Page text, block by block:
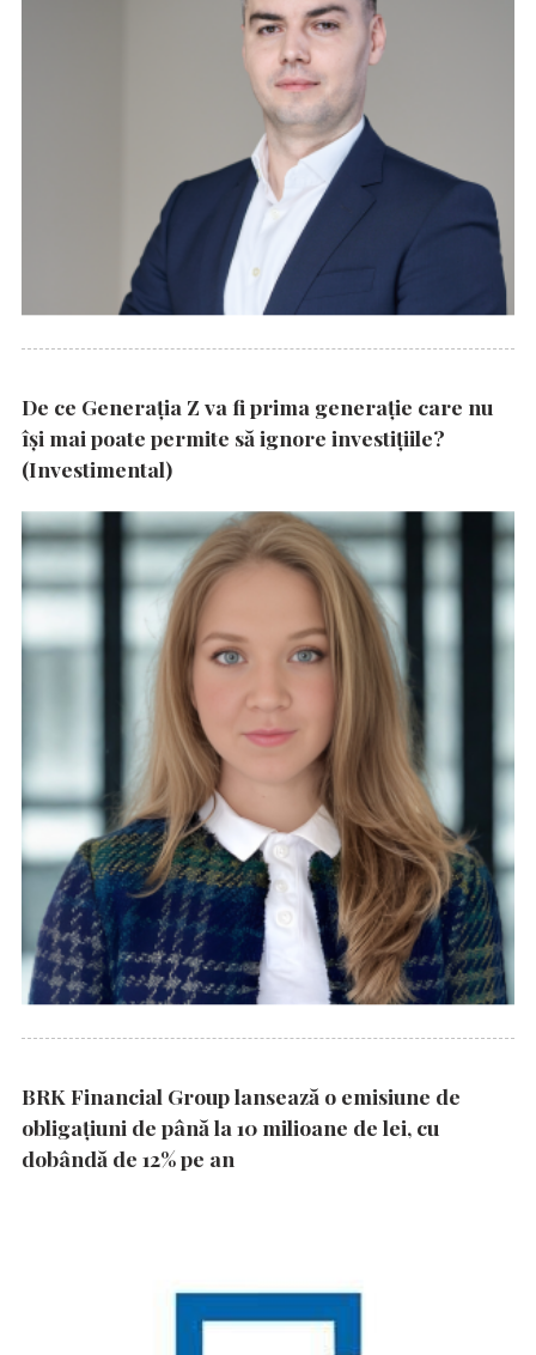
De ce Generația Z va fi prima generație care nu
își mai poate permite să ignore investițiile?
(Investimental)
BRK Financial Group lansează o emisiune de
obligațiuni de până la 10 milioane de lei, cu
dobândă de 12% pe an